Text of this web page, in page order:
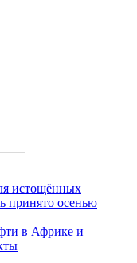
истощённых
принято осенью
в Африке и